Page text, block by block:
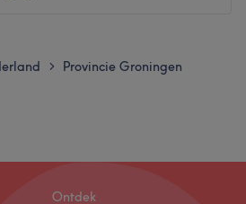
09:00 –
Gesloten
> Provincie Groningen
Ontdek